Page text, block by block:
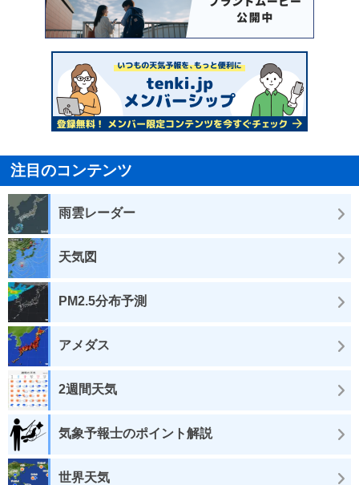
注目のコンテンツ
雨雲レーダー
天気図
PM2.5分布予測
アメダス
2週間天気
気象予報士のポイント解説
世界天気